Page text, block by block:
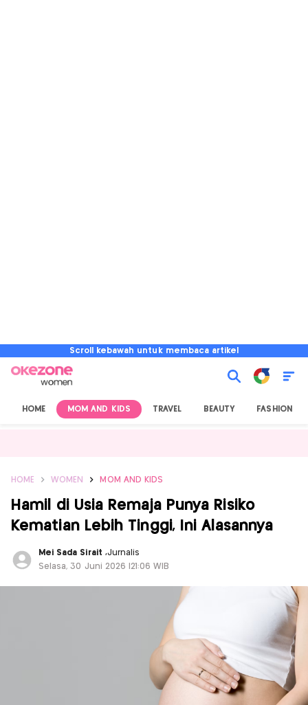
Scroll kebawah untuk membaca artikel
HOME MOM AND KIDS TRAVEL BEAUTY FASHION
HOME WOMEN MOM AND KIDS
Hamil di Usia Remaja Punya Risiko
Kematian Lebih Tinggi, Ini Alasannya
Mei Sada Sirait ,Jurnalis
Selasa, 30 Juni 2026 |21:06 WIB